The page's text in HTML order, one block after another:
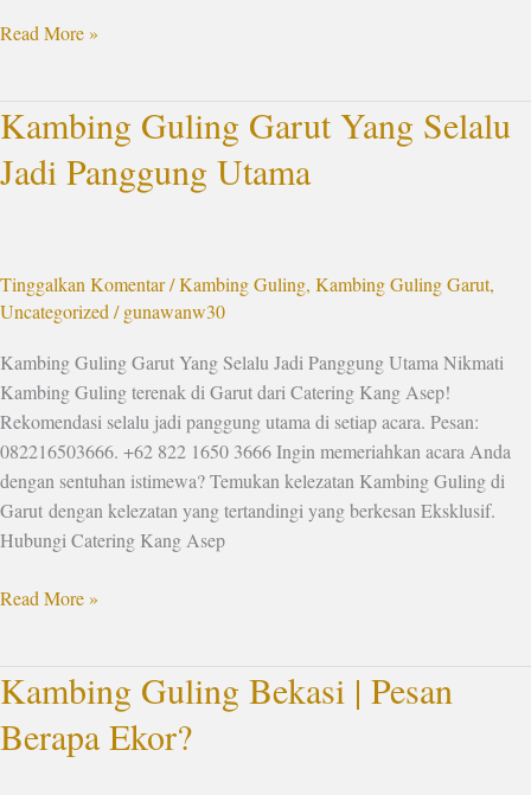
Read More »
Kambing Guling Garut Yang Selalu
Jadi Panggung Utama
Tinggalkan Komentar/Kambing Guling, Kambing Guling Garut,
Uncategorized /gunawanw30
Kambing Guling Garut Yang Selalu Jadi Panggung Utama Nikmati
Kambing Guling terenak di Garut dari Catering Kang Asep!
Rekomendasi selalu jadi panggung utama di setiap acara. Pesan:
082216503666. +62 822 1650 3666 Ingin memeriahkan acara Anda
dengan sentuhan istimewa? Temukan kelezatan Kambing Guling di
Garut dengan kelezatan yang tertandingi yang berkesan Eksklusif.
Hubungi Catering Kang Asep
Kambing
Guling
Garut
Panggung
Utama
Read More »
Kambing Guling Bekasi | Pesan
Berapa Ekor?
Kambing
Guling
Bekasi